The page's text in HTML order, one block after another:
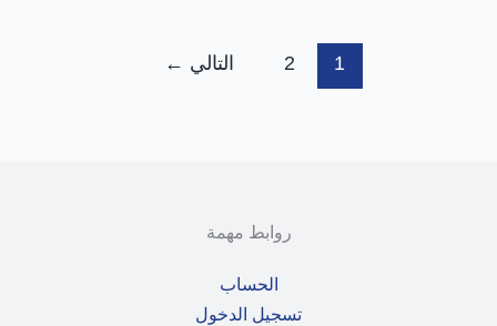
1
2 التالي ←
روابط مهمة
الحساب
تسجيل الدخول